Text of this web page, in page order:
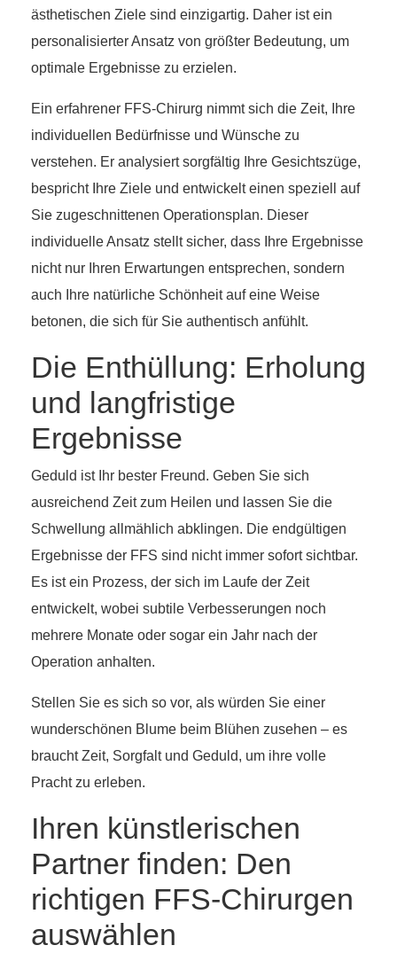
ästhetischen Ziele sind einzigartig. Daher ist ein
personalisierter Ansatz von größter Bedeutung, um
optimale Ergebnisse zu erzielen.
Ein erfahrener FFS-Chirurg nimmt sich die Zeit, Ihre
individuellen Bedürfnisse und Wünsche zu
verstehen. Er analysiert sorgfältig Ihre Gesichtszüge,
bespricht Ihre Ziele und entwickelt einen speziell auf
Sie zugeschnittenen Operationsplan. Dieser
individuelle Ansatz stellt sicher, dass Ihre Ergebnisse
nicht nur Ihren Erwartungen entsprechen, sondern
auch Ihre natürliche Schönheit auf eine Weise
betonen, die sich für Sie authentisch anfühlt.
Die Enthüllung: Erholung
und langfristige
Ergebnisse
Geduld ist Ihr bester Freund. Geben Sie sich
ausreichend Zeit zum Heilen und lassen Sie die
Schwellung allmählich abklingen. Die endgültigen
Ergebnisse der FFS sind nicht immer sofort sichtbar.
Es ist ein Prozess, der sich im Laufe der Zeit
entwickelt, wobei subtile Verbesserungen noch
mehrere Monate oder sogar ein Jahr nach der
Operation anhalten.
Stellen Sie es sich so vor, als würden Sie einer
wunderschönen Blume beim Blühen zusehen – es
braucht Zeit, Sorgfalt und Geduld, um ihre volle
Pracht zu erleben.
Ihren künstlerischen
Partner finden: Den
richtigen FFS-Chirurgen
auswählen